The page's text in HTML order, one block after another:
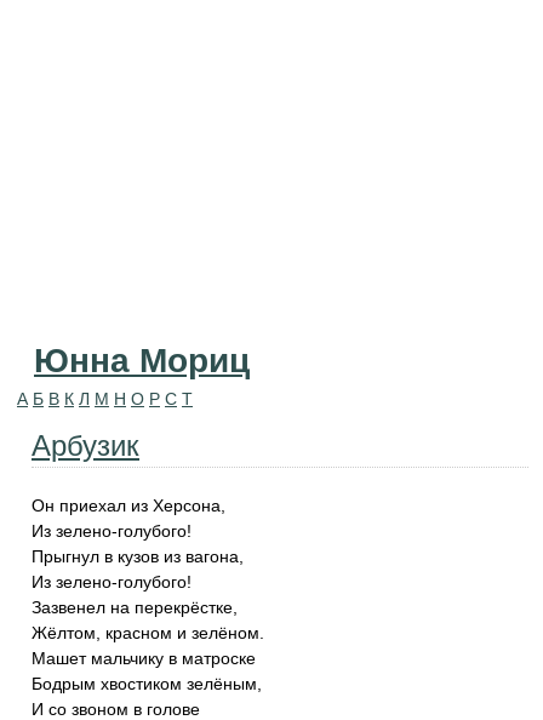
Юнна Мориц
А Б В К Л М Н О Р С Т
Арбузик
Он приехал из Херсона,
Из зелено-голубого!
Прыгнул в кузов из вагона,
Из зелено-голубого!
Зазвенел на перекрёстке,
Жёлтом, красном и зелёном.
Машет мальчику в матроске
Бодрым хвостиком зелёным,
И со звоном в голове